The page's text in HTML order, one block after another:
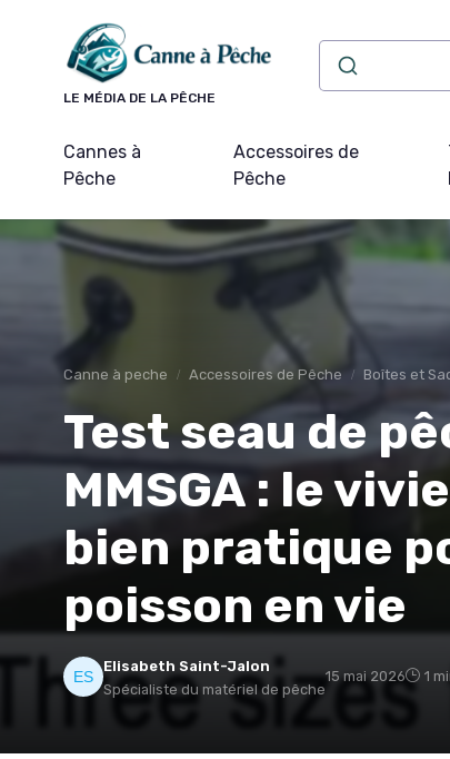
LE MÉDIA DE LA PÊCHE
Cannes à
Pêche
Accessoires de
Pêche
Canne à peche Accessoires de Pêche Boîtes et
Test seau de
MMSGA : le
bien pratique
poisson en vie
Elisabeth Saint-Jalon
Spécialiste du matériel de pêche
15 mai 2026 1